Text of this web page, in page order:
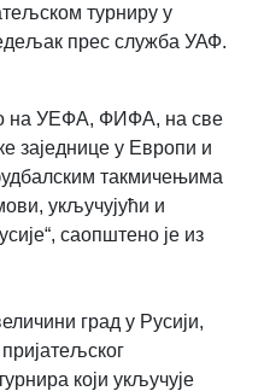
турниру у
прес служба УАФ.
на УЕФА, ФИФА, на све
заједнице у Европи и
такмичењима
укључујући и
саопштено је из
град у Русији,
који укључује